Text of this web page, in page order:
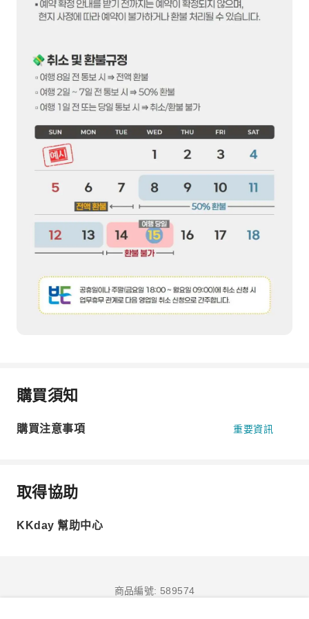
購買須知
購買注意事項 重要資訊
取得協助
KKday 幫助中心
商品編號: 589574